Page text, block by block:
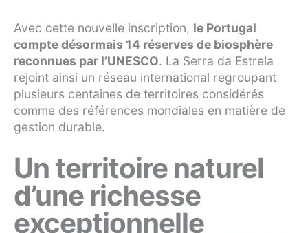
Avec cette nouvelle inscription, le Portugal
compte désormais 14 réserves de biosphère
reconnues par l’UNESCO. La Serra da Estrela
rejoint ainsi un réseau international regroupant
plusieurs centaines de territoires considérés
comme des références mondiales en matière de
gestion durable.
Un territoire naturel
d’une richesse
exceptionnelle